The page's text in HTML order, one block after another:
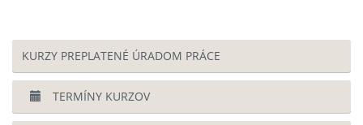
KURZY PREPLATENÉ ÚRADOM PRÁCE
TERMÍNY KURZOV